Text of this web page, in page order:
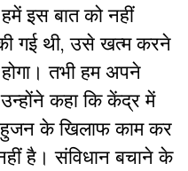
इस बात को नहीं
गई थी, उसे खत्म करने
तभी हम अपने
कहा कि केंद्र में
के खिलाफ काम कर
है। संविधान बचाने के